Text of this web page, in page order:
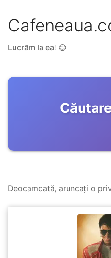
Lucrăm la ea! 😊
Deocamdată, aruncați o